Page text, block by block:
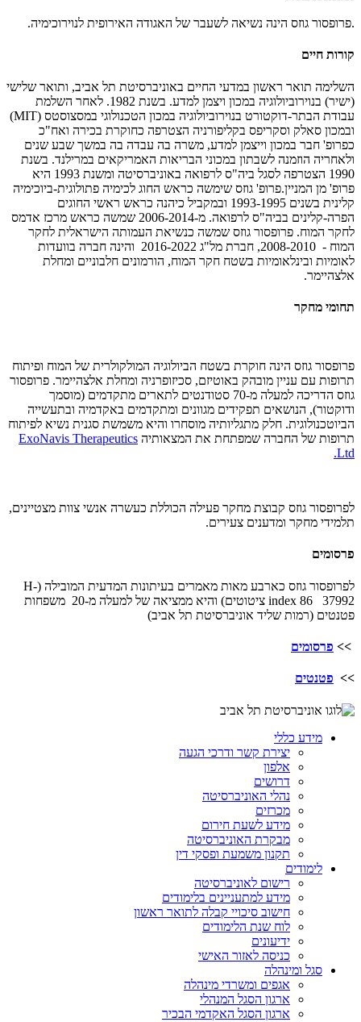
.פרופסור גוזס הינה נשיאה לשעבר של האגודה האירופית לנוירוכימיה.
קורות חיים
השלימה תואר ראשון במדעי החיים באוניברסיטת תל אביב, ותואר שלישי
(ישיר) בנוירוביולוגיה במכון ויצמן למדע. בשנת 1982. לאחר השלמת
עבודת הבתר-דוקטורט בנוירוביולוגיה במכון הטכנולוגי במסצוסטס (MIT)
ובמכון סאלק וסקריפס בקליפורניה הצטרפה כחוקרת בכירה ואח"כ
כפרופ' חבר במכון וייצמן למדע, משרה בה עבדה בה במשך שבע שנים
ולאחריה הוזמנה לשבתון במכוני הבריאות האמריקאים במרילנד. בשנת
1990 הצטרפה לסגל ביה"ס לרפואה באוניברסיטה ומשנת 1993 היא
פרופ' מן המניין.פרופ' גוזס שימשה כראש החוג לכימיה פתולוגית-ביוכימיה
קלינית בשנים 1993-1995 ובמקביל כיהנה כראש ראשי החוגים
הפרה-קלינים בביה"ס לרפואה. מ-2006-2014 שמשה כראש מרכז אדמס
לחקר המוח. פרופסור גוזס שמשה כנשיאת העמותה הישראלית לחקר
המוח - 2008-2010, חברת מל"ג 2016-2022 והינה חברה בוועדות
לאומיות ובינלאומיות בשטח חקר המוח, הורמונים חלבוניים ומחלת
אלצהיימר.
תחומי מחקר
פרופסור גוזס הינה חוקרת בשטח הביולוגיה המולקולרית של המוח ופיתוח
תרופות עם עניין מובהק באוטיזם, סכיזופרניה ומחלת אלצהיימר. פרופסור
גוזס הדריכה למעלה מ-70 סטודנטים לתארים מתקדמים (מוסמך
ודוקטור), הנושאים תפקידים מגוונים ומתקדמים באקדמיה ובתעשייה
הביוטכנולוגית. חלק מתגליותיה מוסחרו והיא משמשת סגנית נשיא לפיתוח
תרופות של החברה שמפתחת את המצאותיה ExoNavis Therapeutics
Ltd.
לפרופסור גוזס קבוצת מחקר פעילה הכוללת כעשרה אנשי צוות מצטיינים,
תלמידי מחקר ומדענים צעירים.
פרסומים
לפרופסור גוזס כארבע מאות מאמרים בעיתונות המדעית המובילה (H-
index 86 37992 ציטוטים) והיא ממציאה של למעלה מ-20 משפחות
פטנטים (רמות שליד אוניברסיטת תל אביב)
>> פרסומים
>> פטנטים
מידע כללי
יצירת קשר ודרכי הגעה
אלפון
דרושים
נהלי האוניברסיטה
מכרזים
מידע לשעת חירום
מבקרת האוניברסיטה
תקנון משמעת ופסקי דין
לימודים
רישום לאוניברסיטה
מידע למתעניינים בלימודים
חישוב סיכויי קבלה לתואר ראשון
לוח שנת הלימודים
ידיעונים
כניסה לאזור האישי
סגל ומינהלה
אגפים ומשרדי מינהלה
ארגון הסגל המנהלי
ארגון הסגל האקדמי הבכיר